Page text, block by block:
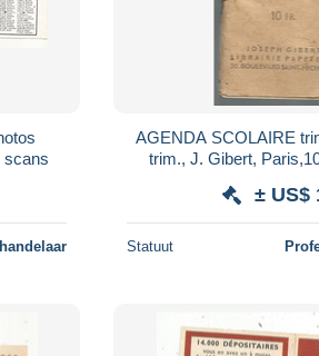
pont, de Chatellerault, 2 scans
AGENDA SCOLAIRE
trim., J. Gibert,
± US$
Statuut